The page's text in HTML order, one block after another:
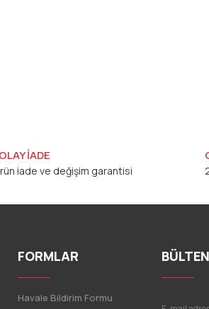
İADE
iade ve değişim garantisi
FORMLAR
Havale Bildirim Formu